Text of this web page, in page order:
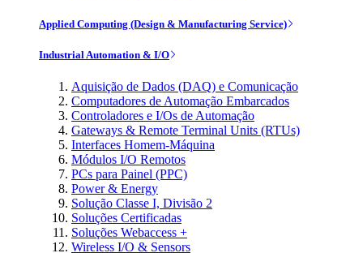
Applied Computing (Design & Manufacturing Service)
Industrial Automation & I/O
Aquisição de Dados (DAQ) e Comunicação
Computadores de Automação Embarcados
Controladores e I/Os de Automação
Gateways & Remote Terminal Units (RTUs)
Interfaces Homem-Máquina
Módulos I/O Remotos
PCs para Painel (PPC)
Power & Energy
Solução Classe I, Divisão 2
Soluções Certificadas
Soluções Webaccess +
Wireless I/O & Sensors